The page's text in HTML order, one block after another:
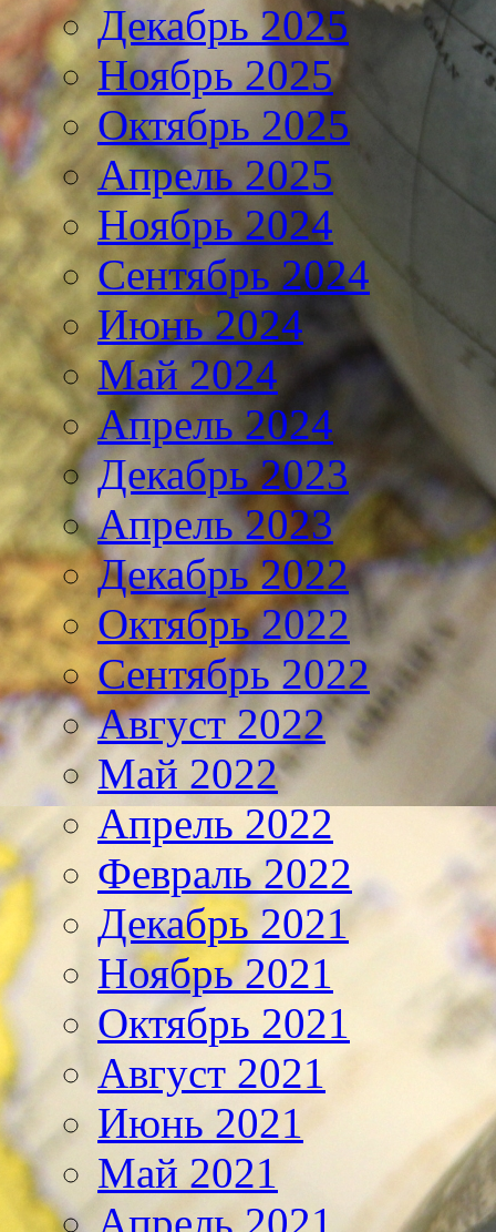
Декабрь 2025
Ноябрь 2025
Октябрь 2025
Апрель 2025
Ноябрь 2024
Сентябрь 2024
Июнь 2024
Май 2024
Апрель 2024
Декабрь 2023
Апрель 2023
Декабрь 2022
Октябрь 2022
Сентябрь 2022
Август 2022
Май 2022
Апрель 2022
Февраль 2022
Декабрь 2021
Ноябрь 2021
Октябрь 2021
Август 2021
Июнь 2021
Май 2021